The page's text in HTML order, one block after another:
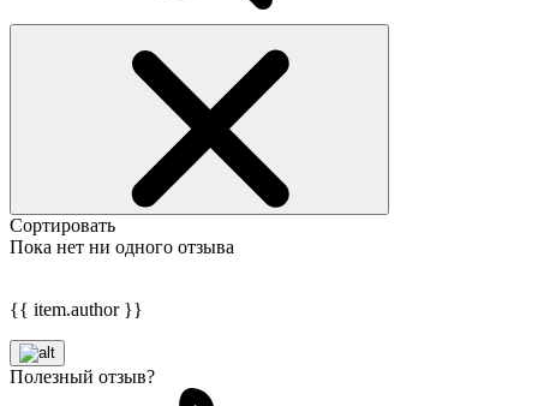
Сортировать
Пока нет ни одного отзыва
{{ item.author }}
Полезный отзыв?